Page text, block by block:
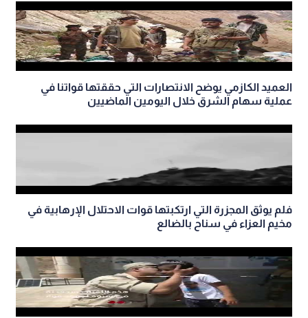
العميد الكازمي يوضح الانتصارات التي حققتها قواتنا في
عملية سهام الشرق خلال اليومين الماضيين
فلم يوثق المجزرة التي ارتكبتها قوات الاحتلال الإرهابية في
مخيم العزاء في سناح بالضالع